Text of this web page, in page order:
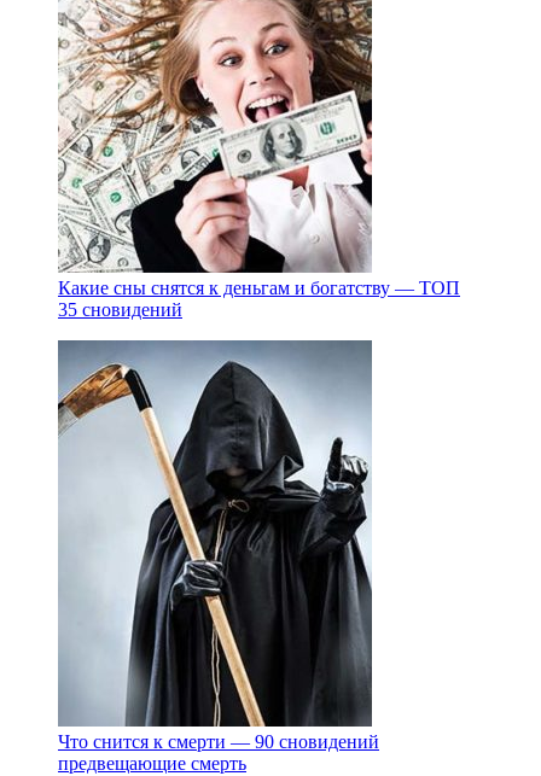
Какие сны снятся к деньгам и богатству — ТОП
35 сновидений
Что снится к смерти — 90 сновидений
предвещающие смерть